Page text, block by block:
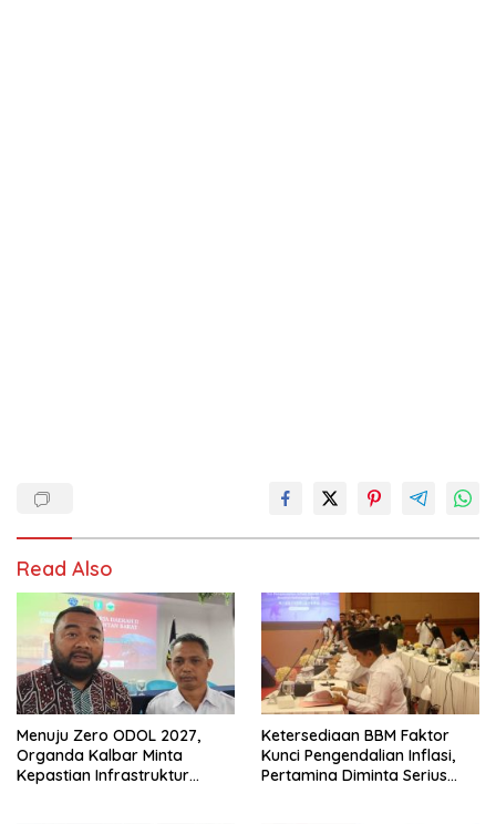
Read Also
Menuju Zero ODOL 2027,
Organda Kalbar Minta
Kepastian Infrastruktur
Ketersediaan BBM Faktor
Kunci Pengendalian Inflasi,
Pertamina Diminta Serius